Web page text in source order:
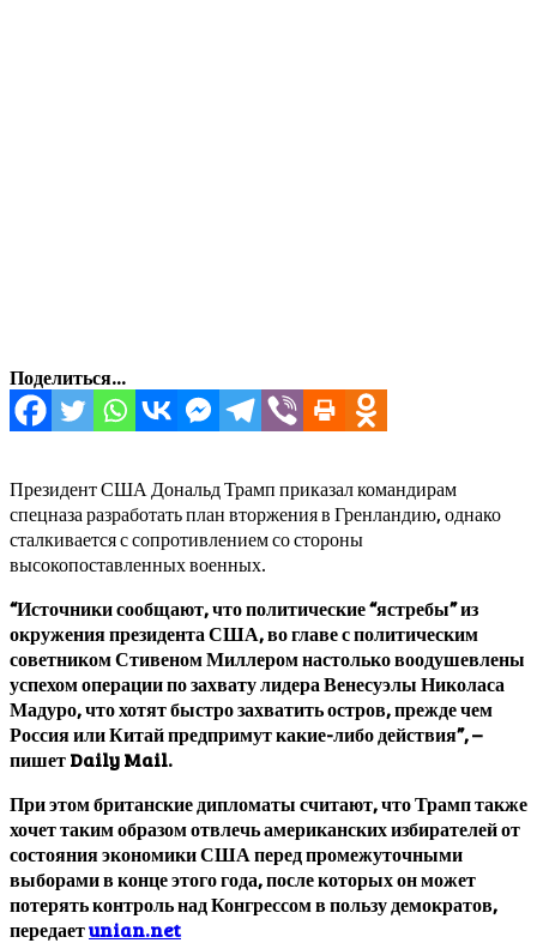
Поделиться...
Президент США Дональд Трамп приказал командирам
спецназа разработать план вторжения в Гренландию, однако
сталкивается с сопротивлением со стороны
высокопоставленных военных.
“Источники сообщают, что политические “ястребы” из
окружения президента США, во главе с политическим
советником Стивеном Миллером настолько воодушевлены
успехом операции по захвату лидера Венесуэлы Николаса
Мадуро, что хотят быстро захватить остров, прежде чем
Россия или Китай предпримут какие-либо действия”, –
пишет Daily Mail.
При этом британские дипломаты считают, что Трамп также
хочет таким образом отвлечь американских избирателей от
состояния экономики США перед промежуточными
выборами в конце этого года, после которых он может
потерять контроль над Конгрессом в пользу демократов,
передаетunian.net